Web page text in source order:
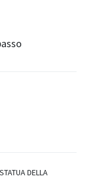
DELLA